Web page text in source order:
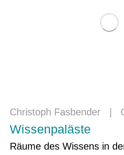
Christoph Fasbender |
Wissenpaläste
Räume des Wissens in